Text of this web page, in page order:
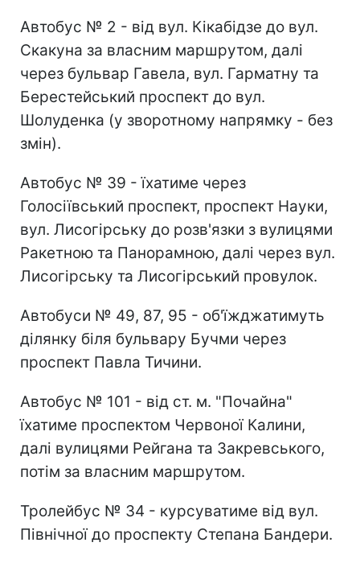
Автобус № 2 - від вул. Кікабідзе до вул.
Скакуна за власним маршрутом, далі
через бульвар Гавела, вул. Гарматну та
Берестейський проспект до вул.
Шолуденка (у зворотному напрямку - без
змін).
Автобус № 39 - їхатиме через
Голосіївський проспект, проспект Науки,
вул. Лисогірську до розв'язки з вулицями
Ракетною та Панорамною, далі через вул.
Лисогірську та Лисогірський провулок.
Автобуси № 49, 87, 95 - об'їжджатимуть
ділянку біля бульвару Бучми через
проспект Павла Тичини.
Автобус № 101 - від ст. м. "Почайна"
їхатиме проспектом Червоної Калини,
далі вулицями Рейгана та Закревського,
потім за власним маршрутом.
Тролейбус № 34 - курсуватиме від вул.
Північної до проспекту Степана Бандери.